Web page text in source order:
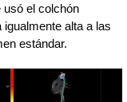
usó el colchón
alta a las
estándar.